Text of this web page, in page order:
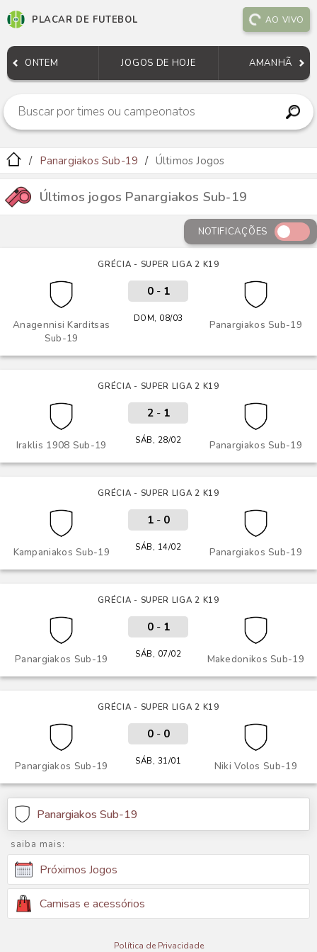
PLACAR DE FUTEBOL AO VIVO
ONTEM JOGOS DE HOJE AMANHÃ
Panargiakos Sub-19 Últimos Jogos
Últimos jogos Panargiakos Sub-19
NOTIFICAÇÕES
GRÉCIA - SUPER LIGA 2 K19
Anagennisi Karditsas
Sub-19
Panargiakos Sub-19
0- 1
DOM, 08/03
GRÉCIA - SUPER LIGA 2 K19
Iraklis 1908 Sub-19 Panargiakos Sub-19
2- 1
SÁB, 28/02
GRÉCIA - SUPER LIGA 2 K19
Kampaniakos Sub-19 Panargiakos Sub-19
1- 0
SÁB, 14/02
GRÉCIA - SUPER LIGA 2 K19
Panargiakos Sub-19 Makedonikos Sub-19
0- 1
SÁB, 07/02
GRÉCIA - SUPER LIGA 2 K19
Panargiakos Sub-19 Niki Volos Sub-19
0- 0
SÁB, 31/01
Panargiakos Sub-19
saiba mais:
Próximos Jogos
Camisas e acessórios
Política de Privacidade